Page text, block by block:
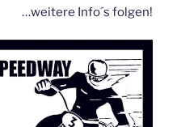
…weitere Info´s folgen!